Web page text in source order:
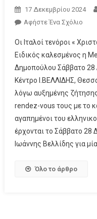
17 Δεκεμβρίου 2024
Αφήστε Ένα Σχόλιο
Οι Ιταλοί τενόροι «
Ειδικός καλεσμένος η
Δημοπούλου Σάββατο 28
Κέντρο Ι.ΒΕΛΛΙΔΗΣ,
λόγω αυξημένης
rendez-vous τους με το
αγαπημένοι του
έρχονται το Σάββατο 28
Ιωάννης Βελλίδης για
Όλο το άρθρο